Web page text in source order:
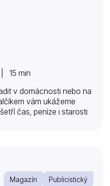
15 min
v domácnosti nebo na
vám ukážeme
čas, peníze i starosti
Magazín
Publicistický